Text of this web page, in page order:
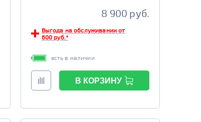
8 900 руб.
Выгода на обслуживании от
600 руб.*
есть в наличии
В КОРЗИНУ